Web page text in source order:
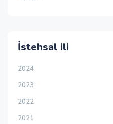
İstehsal ili
2024
2023
2022
2021